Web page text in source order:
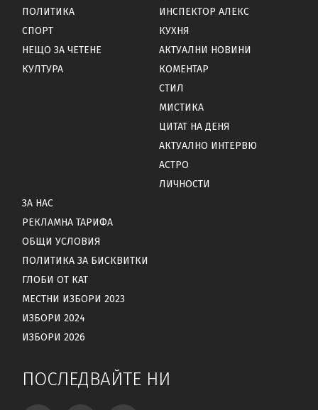
ПОЛИТИКА
СПОРТ
НЕЩО ЗА ЧЕТЕНЕ
КУЛТУРА
ИНСПЕКТОР АЛЕКС
КУХНЯ
АКТУАЛНИ НОВИНИ
КОМЕНТАР
СТИЛ
МИСТИКА
ЦИТАТ НА ДЕНЯ
АКТУАЛНО ИНТЕРВЮ
АСТРО
ЛИЧНОСТИ
ЗА НАС
РЕКЛАМНА ТАРИФА
ОБЩИ УСЛОВИЯ
ПОЛИТИКА ЗА БИСКВИТКИ
ГЛОБИ ОТ КАТ
МЕСТНИ ИЗБОРИ 2023
ИЗБОРИ 2024
ИЗБОРИ 2026
ПОСЛЕДВАЙТЕ НИ